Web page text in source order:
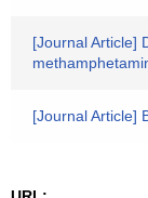
[Journal Article]
[Journal Article]